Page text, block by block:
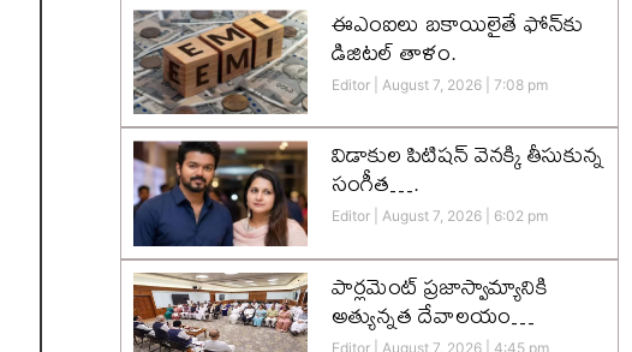
ఈఎంఐలు బకాయిలైతే ఫోన్‌కు
డిజిటల్ తాళం.
Editor August 7, 2026 7:08 pm
విడాకుల పిటిషన్ వెనక్కి తీసుకున్న
సంగీత….
Editor August 7, 2026 6:02 pm
పార్లమెంట్ ప్రజాస్వామ్యానికి
అత్యున్నత దేవాలయం…
Editor August 7, 2026 4:45 pm